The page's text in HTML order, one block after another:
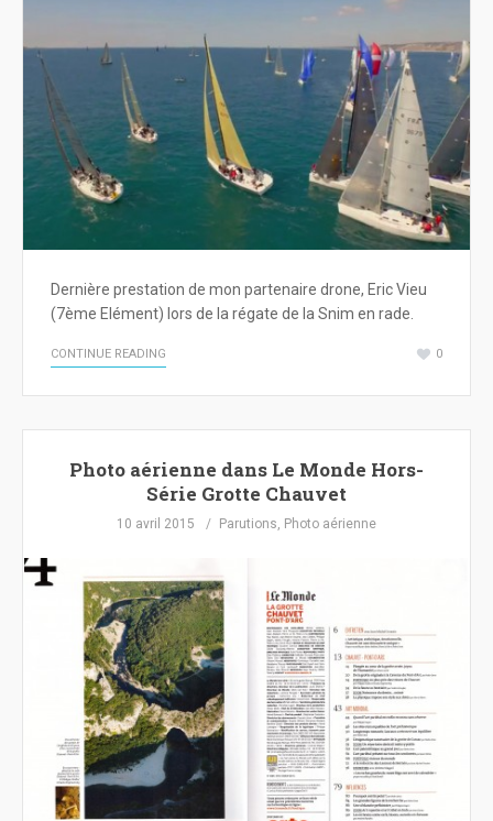
Dernière prestation de mon partenaire drone, Eric Vieu
(7ème Elément) lors de la régate de la Snim en rade.
CONTINUE READING 0
Photo aérienne dans Le Monde Hors-
Série Grotte Chauvet
10 avril 2015 Parutions, Photo aérienne